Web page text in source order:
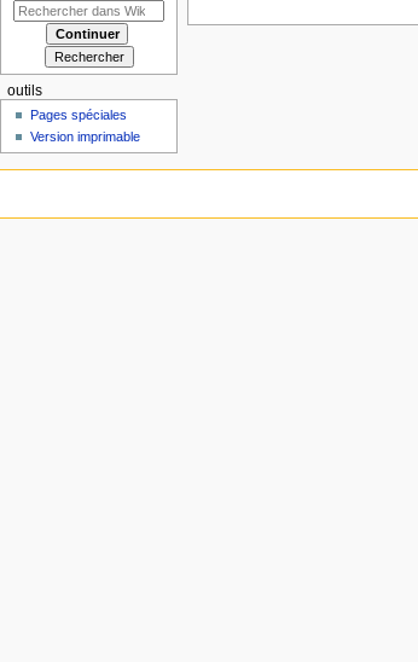
outils
Pages spéciales
Version imprimable